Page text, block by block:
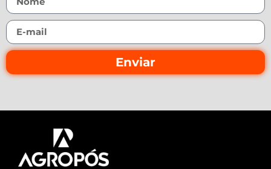
Enviar